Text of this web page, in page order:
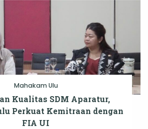
Mahakam Ulu
Kualitas SDM Aparatur,
Perkuat Kemitraan dengan
FIA UI